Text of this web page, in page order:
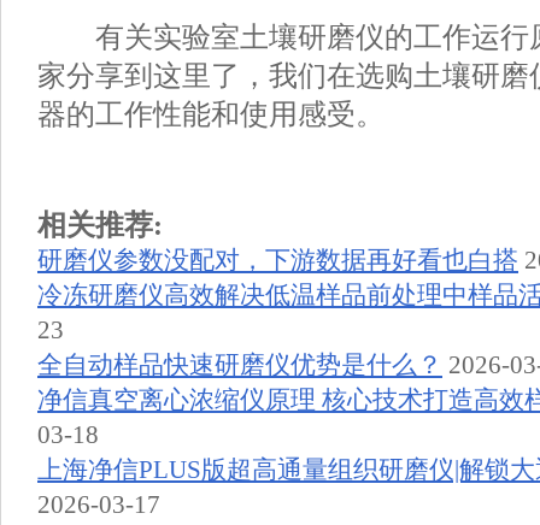
有关实验室土壤研磨仪的工作运行
家分享到这里了，我们在选购土壤研
器的工作性能和使用感受。
相关推荐:
研磨仪参数没配对，下游数据再好看也白搭
冷冻研磨仪高效解决低温样品前处理中样品
23
全自动样品快速研磨仪优势是什么？ 2026-
净信真空离心浓缩仪原理 核心技术打造高效
03-18
上海净信PLUS版超高通量组织研磨仪|解锁
2026-03-17